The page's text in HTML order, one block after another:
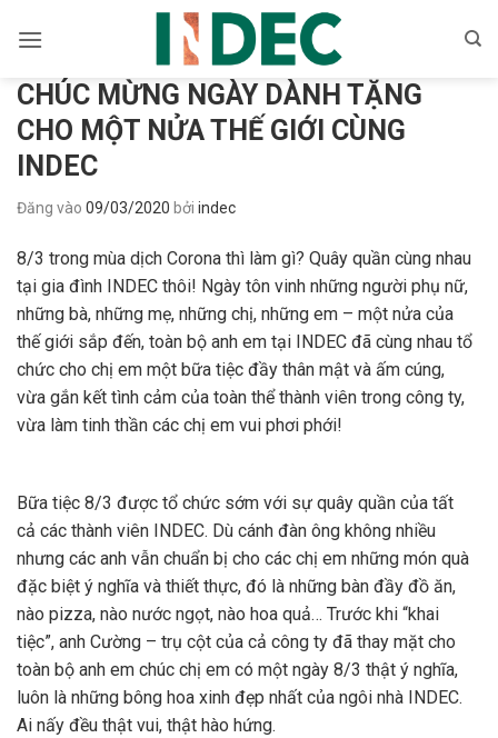
qua
dungCHÚC MỪNG NGÀY DÀNH TẶNG
CHO MỘT NỬA THẾ GIỚI CÙNG
INDEC
Đăng vào 09/03/2020 bởi indec
8/3 trong mùa dịch Corona thì làm gì? Quây quần cùng nhau
tại gia đình INDEC thôi! Ngày tôn vinh những người phụ nữ,
những bà, những mẹ, những chị, những em – một nửa của
thế giới sắp đến, toàn bộ anh em tại INDEC đã cùng nhau tổ
chức cho chị em một bữa tiệc đầy thân mật và ấm cúng,
vừa gắn kết tình cảm của toàn thể thành viên trong công ty,
vừa làm tinh thần các chị em vui phơi phới!
Bữa tiệc 8/3 được tổ chức sớm với sự quây quần của tất
cả các thành viên INDEC. Dù cánh đàn ông không nhiều
nhưng các anh vẫn chuẩn bị cho các chị em những món quà
đặc biệt ý nghĩa và thiết thực, đó là những bàn đầy đồ ăn,
nào pizza, nào nước ngọt, nào hoa quả… Trước khi “khai
tiệc”, anh Cường – trụ cột của cả công ty đã thay mặt cho
toàn bộ anh em chúc chị em có một ngày 8/3 thật ý nghĩa,
luôn là những bông hoa xinh đẹp nhất của ngôi nhà INDEC.
Ai nấy đều thật vui, thật hào hứng.